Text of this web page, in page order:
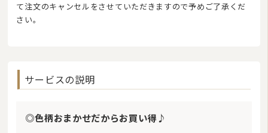
て注文のキャンセルをさせていただきますので予めご了承くだ
さい。
サービスの説明
◎色柄おまかせだからお買い得♪